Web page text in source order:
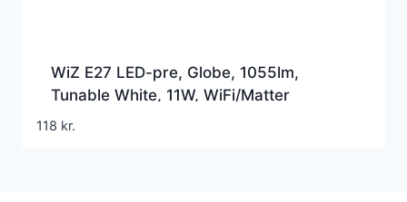
WiZ E27 LED-pre, Globe, 1055lm,
Tunable White, 11W, WiFi/Matter
118 kr.